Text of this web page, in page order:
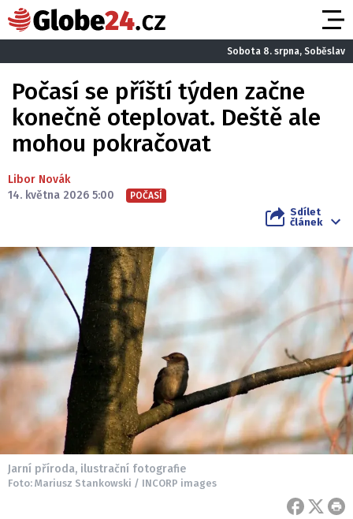
Sobota 8. srpna, Soběslav
Počasí se příští týden začne
konečně oteplovat. Deště ale
mohou pokračovat
Libor Novák
14. května 2026 5:00
POČASÍ
Sdílet
článek
Jarní příroda, ilustrační fotografie
Foto: Mariusz Stankowski / INCORP images